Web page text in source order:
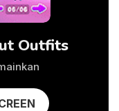
Outfits